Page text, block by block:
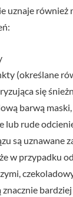
uznaje również
(określane
się
barwą maski,
lub rude
są uznawane
w przypadku